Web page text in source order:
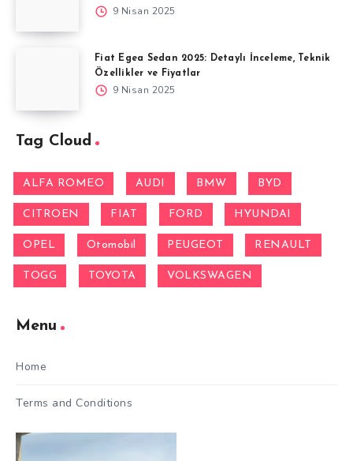
9 Nisan 2025
Fiat Egea Sedan 2025: Detaylı İnceleme, Teknik
Özellikler ve Fiyatlar
9 Nisan 2025
Tag Cloud
ALFA ROMEO AUDI BMW BYD
CITROEN FIAT FORD HYUNDAI
OPEL Otomobil PEUGEOT RENAULT
TOGG TOYOTA VOLKSWAGEN
Menu
Home
Terms and Conditions